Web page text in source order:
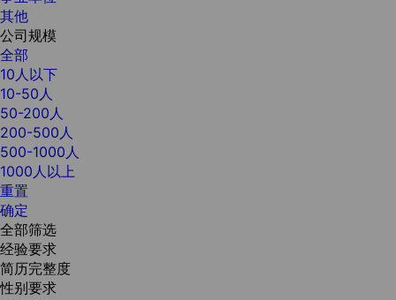
其他
公司规模
全部
10人以下
10-50人
50-200人
200-500人
500-1000人
1000人以上
重置
确定
全部筛选
经验要求
简历完整度
性别要求